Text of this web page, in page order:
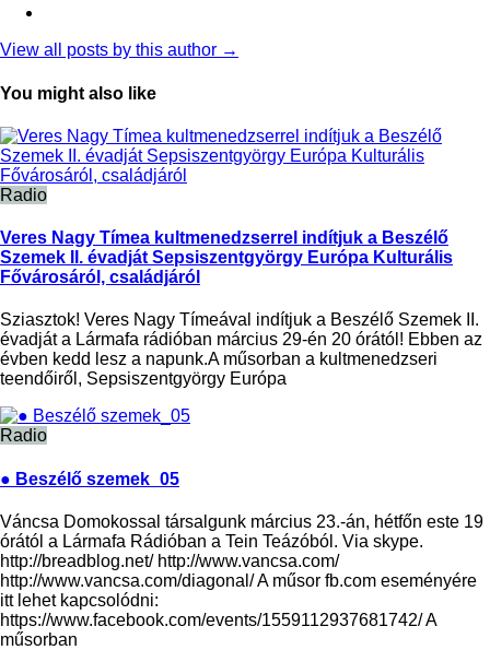
View all posts by this author →
You might also like
Radio
Veres Nagy Tímea kultmenedzserrel indítjuk a Beszélő
Szemek II. évadját Sepsiszentgyörgy Európa Kulturális
Fővárosáról, családjáról
Sziasztok! Veres Nagy Tímeával indítjuk a Beszélő Szemek II.
évadját a Lármafa rádióban március 29-én 20 órától! Ebben az
évben kedd lesz a napunk.A műsorban a kultmenedzseri
teendőiről, Sepsiszentgyörgy Európa
Radio
● Beszélő szemek_05
Váncsa Domokossal társalgunk március 23.-án, hétfőn este 19
órától a Lármafa Rádióban a Tein Teázóból. Via skype.
http://breadblog.net/ http://www.vancsa.com/
http://www.vancsa.com/diagonal/ A műsor fb.com eseményére
itt lehet kapcsolódni:
https://www.facebook.com/events/1559112937681742/ A
műsorban